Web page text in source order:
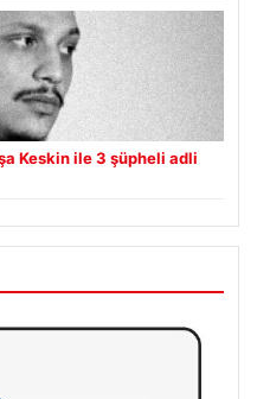
Keskin ile 3 şüpheli adli